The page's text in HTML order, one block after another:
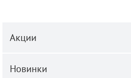
Акции
Новинки